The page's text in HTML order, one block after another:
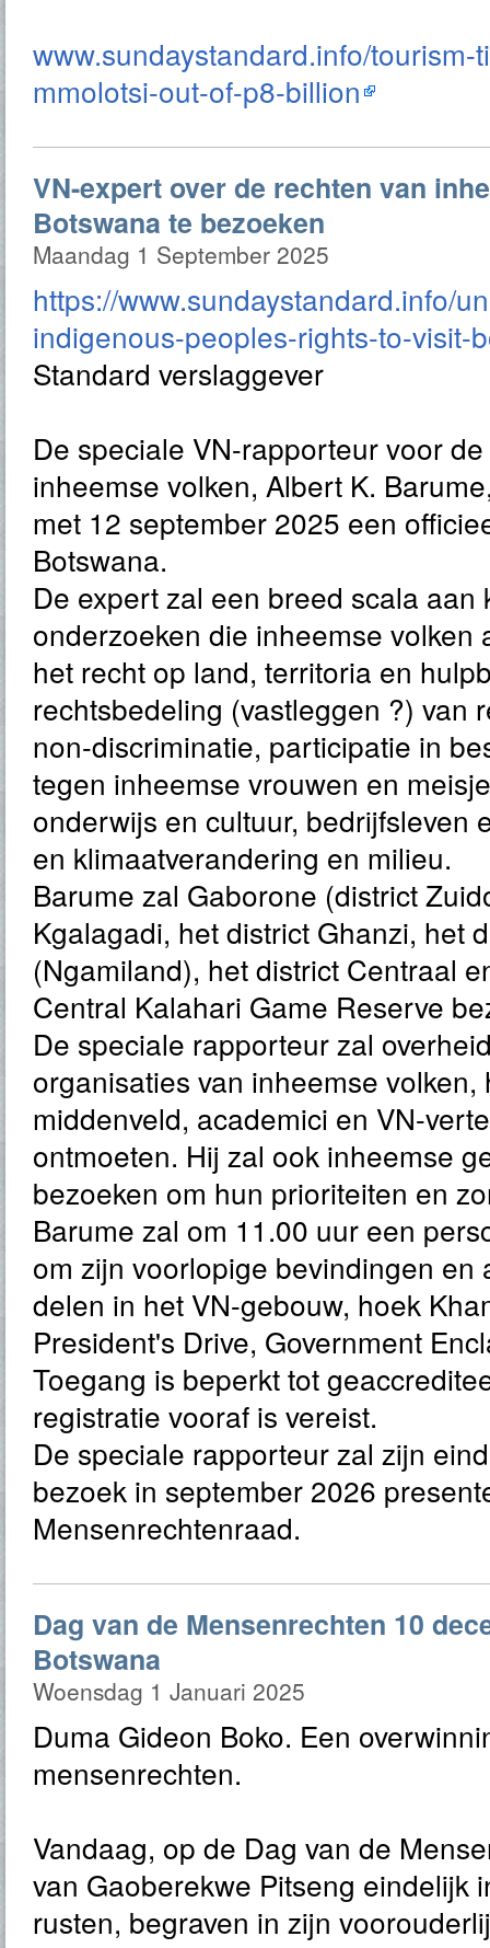
www.sundaystandard.info/
mmolotsi-out-of-p8-billion
VN-expert over de rechten van
Botswana te bezoeken
Maandag 1 September 2025
https://www.sundaystandard.info/
indigenous-peoples-rights-to-visit-
Standard verslaggever
De speciale VN-rapporteur voor
inheemse volken, Albert K.
met 12 september 2025 een
Botswana.
De expert zal een breed scala aan
onderzoeken die inheemse volken
het recht op land, territoria en
rechtsbedeling (vastleggen ?) van
non-discriminatie, participatie in
tegen inheemse vrouwen en
onderwijs en cultuur, bedrijfsleven
en klimaatverandering en milieu.
Barume zal Gaborone (district
Kgalagadi, het district Ghanzi, het
(Ngamiland), het district Centraal
Central Kalahari Game Reserve
De speciale rapporteur zal
organisaties van inheemse
middenveld, academici en VN-
ontmoeten. Hij zal ook inheemse
bezoeken om hun prioriteiten en
Barume zal om 11.00 uur een
om zijn voorlopige bevindingen en
delen in het VN-gebouw, hoek
President's Drive, Government
Toegang is beperkt tot
registratie vooraf is vereist.
De speciale rapporteur zal zijn
bezoek in september 2026
Mensenrechtenraad.
Dag van de Mensenrechten 10
Botswana
Woensdag 1 Januari 2025
Duma Gideon Boko. Een
mensenrechten.
Vandaag, op de Dag van de
van Gaoberekwe Pitseng eindelijk
rusten, begraven in zijn